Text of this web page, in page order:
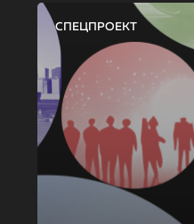
СПЕЦПРОЕКТ